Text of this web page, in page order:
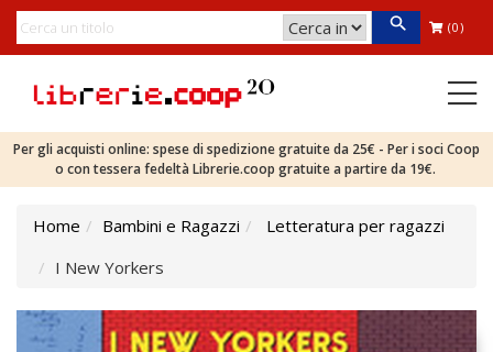
(0)
Per gli acquisti online: spese di spedizione gratuite da 25€ - Per i soci Coop
o con tessera fedeltà Librerie.coop gratuite a partire da 19€.
Home Bambini e Ragazzi
Letteratura per ragazzi
I New Yorkers